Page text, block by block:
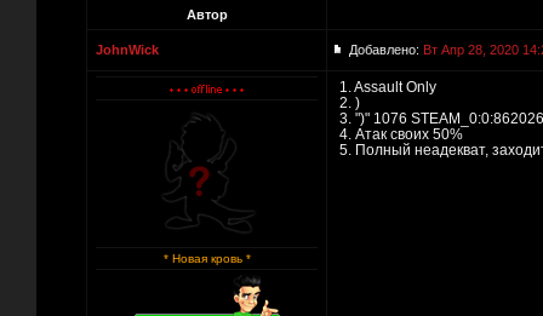
Автор
JohnWick Добавлено: Вт Апр 28, 2020
* Новая кровь *
1. Assault Only
2. )
3. ")" 1076
4. Атак своих 50%
5. Полный неадекват,